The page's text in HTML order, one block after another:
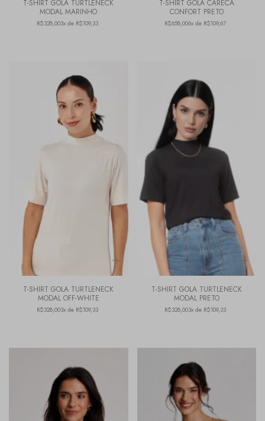
T-SHIRT GOLA TURTLENECK
MODAL MARINHO
R$328,003x de R$109,33
T-SHIRT GOLA CARECA
CONFORT PRETO
R$658,006x de R$109,67
T-SHIRT GOLA TURTLENECK
MODAL OFF-WHITE
R$328,003x de R$109,33
T-SHIRT GOLA TURTLENECK
MODAL PRETO
R$328,003x de R$109,33